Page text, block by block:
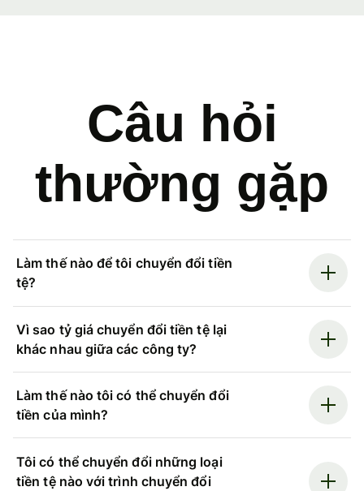
Câu hỏi
thường gặp
Làm thế nào để tôi chuyển đổi tiền
tệ?
Vì sao tỷ giá chuyển đổi tiền tệ lại
khác nhau giữa các công ty?
Làm thế nào tôi có thể chuyển đổi
tiền của mình?
Tôi có thể chuyển đổi những loại
tiền tệ nào với trình chuyển đổi